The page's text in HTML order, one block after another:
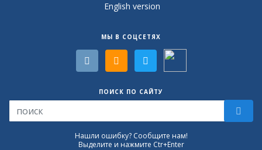
English version
МЫ В СОЦСЕТЯХ
ПОИСК ПО САЙТУ
Нашли ошибку? Сообщите нам!
Выделите и нажмите Ctr+Enter